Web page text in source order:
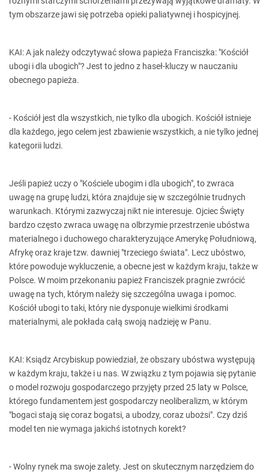
tym obszarze jawi się potrzeba opieki paliatywnej i hospicyjnej.
KAI: A jak należy odczytywać słowa papieża Franciszka: "Kościół
ubogi i dla ubogich"? Jest to jedno z haseł-kluczy w nauczaniu
obecnego papieża.
- Kościół jest dla wszystkich, nie tylko dla ubogich. Kościół istnieje
dla każdego, jego celem jest zbawienie wszystkich, a nie tylko jednej
kategorii ludzi.
Jeśli papież uczy o "Kościele ubogim i dla ubogich", to zwraca
uwagę na grupę ludzi, która znajduje się w szczególnie trudnych
warunkach. Którymi zazwyczaj nikt nie interesuje. Ojciec Święty
bardzo często zwraca uwagę na olbrzymie przestrzenie ubóstwa
materialnego i duchowego charakteryzujące Amerykę Południową,
Afrykę oraz kraje tzw. dawniej "trzeciego świata". Lecz ubóstwo,
które powoduje wykluczenie, a obecne jest w każdym kraju, także w
Polsce. W moim przekonaniu papież Franciszek pragnie zwrócić
uwagę na tych, którym należy się szczególna uwaga i pomoc.
Kościół ubogi to taki, który nie dysponuje wielkimi środkami
materialnymi, ale pokłada całą swoją nadzieję w Panu.
KAI: Ksiądz Arcybiskup powiedział, że obszary ubóstwa występują
w każdym kraju, także i u nas. W związku z tym pojawia się pytanie
o model rozwoju gospodarczego przyjęty przed 25 laty w Polsce,
którego fundamentem jest gospodarczy neoliberalizm, w którym
"bogaci stają się coraz bogatsi, a ubodzy, coraz ubożsi". Czy dziś
model ten nie wymaga jakichś istotnych korekt?
- Wolny rynek ma swoje zalety. Jest on skutecznym narzędziem do